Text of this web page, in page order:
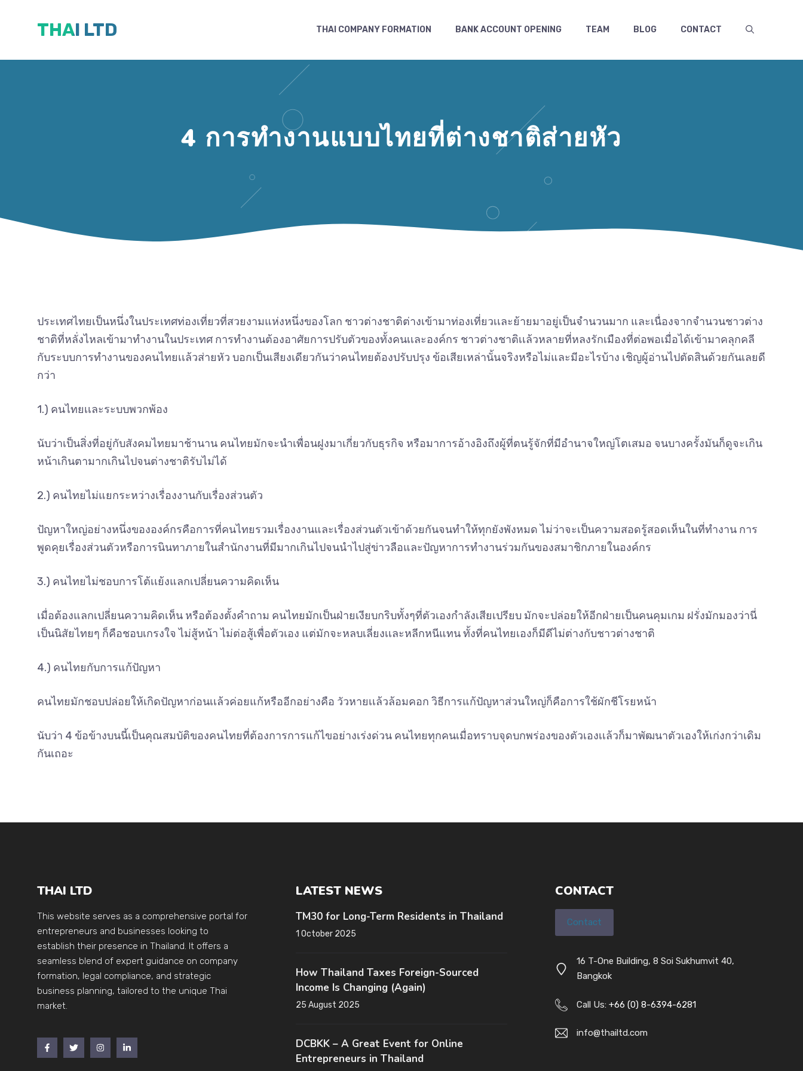
THAI LTD THAI COMPANY FORMATION BANK ACCOUNT OPENING TEAM BLOG CONTACT
4 การทำงานแบบไทยที่ต่างชาติส่ายหัว
ประเทศไทยเป็นหนึ่งในประเทศท่องเที่ยวที่สวยงามแห่งหนึ่งของโลก ชาวต่างชาติต่างเข้ามาท่องเที่ยวเเละย้ายมาอยู่เป็นจำนวนมาก และเนื่องจากจำนวนชาวต่าง
ชาติที่หลั่งไหลเข้ามาทำงานในประเทศ การทำงานต้องอาศัยการปรับตัวของทั้งคนเเละองค์กร ชาวต่างชาติเเล้วหลายที่หลงรักเมืองที่ต่อพอเมื่อได้เข้ามาคลุกคลี
กับระบบการทำงานของคนไทยเเล้วส่ายหัว บอกเป็นเสียงเดียวกันว่าคนไทยต้องปรับปรุง ข้อเสียเหล่านั้นจริงหรือไม่และมีอะไรบ้าง เชิญผู้อ่านไปตัดสินด้วยกันเลยดี
กว่า
1.) คนไทยเเละระบบพวกพ้อง
นับว่าเป็นสิ่งที่อยู่กับสังคมไทยมาช้านาน คนไทยมักจะนำเพื่อนฝูงมาเกี่ยวกับธุรกิจ หรือมาการอ้างอิงถึงผู้ที่ตนรู้จักที่มีอำนาจใหญ่โตเสมอ จนบางครั้งมันก็ดูจะเกิน
หน้าเกินตามากเกินไปจนต่างชาติรับไม่ได้
2.) คนไทยไม่แยกระหว่างเรื่องงานกับเรื่องส่วนตัว
ปัญหาใหญ่อย่างหนึ่งขององค์กรคือการที่คนไทยรวมเรื่องงานและเรื่องส่วนตัวเข้าด้วยกันจนทำให้ทุกยังพังหมด ไม่ว่าจะเป็นความสอดรู้สอดเห็นในที่ทำงาน การ
พูดคุยเรื่องส่วนตัวหรือการนินทาภายในสำนักงานที่มีมากเกินไปจนนำไปสู่ข่าวลือและปัญหาการทำงานร่วมกันของสมาชิกภายในองค์กร
3.) คนไทยไม่ชอบการโต้เเย้งแลกเปลี่ยนความคิดเห็น
เมื่อต้องแลกเปลี่ยนความคิดเห็น หรือต้องตั้งคำถาม คนไทยมักเป็นฝ่ายเงียบกริบทั้งๆที่ตัวเองกำลังเสียเปรียบ มักจะปล่อยให้อีกฝ่ายเป็นคนคุมเกม ฝรั่งมักมองว่านี่
เป็นนิสัยไทยๆ ก็คือชอบเกรงใจ ไม่สู้หน้า ไม่ต่อสู้เพื่อตัวเอง แต่มักจะหลบเลี่ยงเเละหลีกหนีแทน ทั้งที่คนไทยเองก็มีดีไม่ต่างกับชาวต่างชาติ
4.) คนไทยกับการแก้ปัญหา
คนไทยมักชอบปล่อยให้เกิดปัญหาก่อนเเล้วค่อยแก้หรืออีกอย่างคือ วัวหายเเล้วล้อมคอก วิธีการแก้ปัญหาส่วนใหญ่ก็คือการใช้ผักชีโรยหน้า
นับว่า 4 ข้อข้างบนนี้เป็นคุณสมบัติของคนไทยที่ต้องการการแก้ไขอย่างเร่งด่วน คนไทยทุกคนเมื่อทราบจุดบกพร่องของตัวเองเเล้วก็มาพัฒนาตัวเองให้เก่งกว่าเดิม
กันเถอะ
THAI LTD
This website serves as a comprehensive portal for
entrepreneurs and businesses looking to
establish their presence in Thailand. It offers a
seamless blend of expert guidance on company
formation, legal compliance, and strategic
business planning, tailored to the unique Thai
market.
LATEST NEWS
TM30 for Long-Term Residents in Thailand
1 October 2025
How Thailand Taxes Foreign-Sourced
Income Is Changing (Again)
25 August 2025
DCBKK – A Great Event for Online
Entrepreneurs in Thailand
CONTACT
Contact
16 T-One Building, 8 Soi Sukhumvit 40,
Bangkok
Call Us: +66 (0) 8-6394-6281
info@thailtd.com